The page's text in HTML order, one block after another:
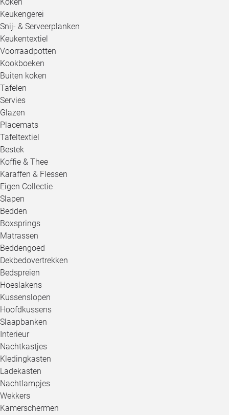
Keukengerei
Snij- & Serveerplanken
Keukentextiel
Voorraadpotten
Kookboeken
Buiten koken
Tafelen
Servies
Glazen
Placemats
Tafeltextiel
Bestek
Koffie & Thee
Karaffen & Flessen
Eigen Collectie
Slapen
Bedden
Boxsprings
Matrassen
Beddengoed
Dekbedovertrekken
Bedspreien
Hoeslakens
Kussenslopen
Hoofdkussens
Slaapbanken
Interieur
Nachtkastjes
Kledingkasten
Ladekasten
Nachtlampjes
Wekkers
Kamerschermen